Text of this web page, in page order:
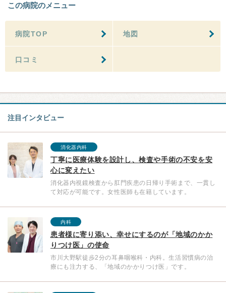
この病院のメニュー
病院TOP 地図
口コミ
注目インタビュー
消化器内科
丁寧に医療体験を設計し、検査や手術の不安を安
心に変えたい
消化器内視鏡検査から肛門疾患の日帰り手術まで、一貫し
て対応が可能です。女性医師も在籍しています。
内科
患者様に寄り添い、幸せにするのが「地域のかか
りつけ医」の使命
市川大野駅徒歩2分の耳鼻咽喉科・内科。生活習慣病の治
療にも注力する、「地域のかかりつけ医」です。